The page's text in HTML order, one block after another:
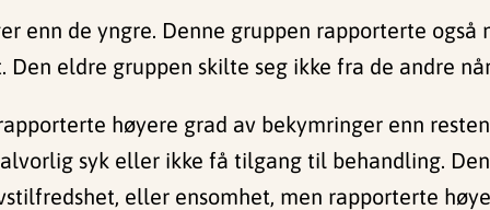
enn de yngre. Denne gruppen rapporterte også
eldre gruppen skilte seg ikke fra de andre
høyere grad av bekymringer enn
syk eller ikke få tilgang til behandling.
eller ensomhet, men rapporterte